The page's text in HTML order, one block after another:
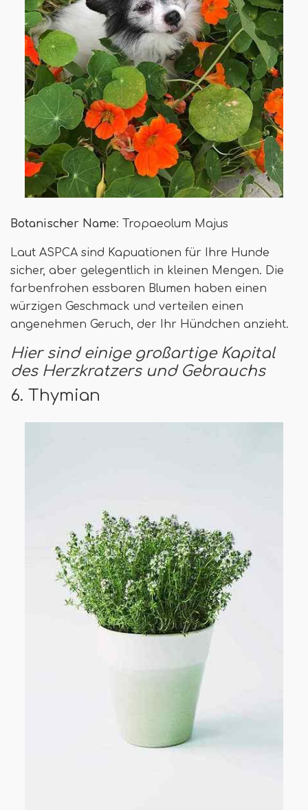
Botanischer Name: Tropaeolum Majus
Laut ASPCA sind Kapuationen für Ihre Hunde
sicher, aber gelegentlich in kleinen Mengen. Die
farbenfrohen essbaren Blumen haben einen
würzigen Geschmack und verteilen einen
angenehmen Geruch, der Ihr Hündchen anzieht.
Hier sind einige großartige Kapital
des Herzkratzers und Gebrauchs
6. Thymian